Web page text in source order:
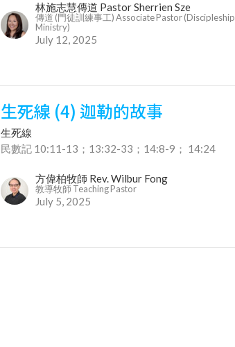
林施志慧傳道 Pastor Sherrien Sze
傳道 (門徒訓練事工) Associate Pastor (Discipleship
Ministry)
July 12, 2025
生死線 (4) 迦勒的故事
生死線
民數記 10:11-13；13:32-33；14:8-9； 14:24
方偉柏牧師 Rev. Wilbur Fong
教導牧師 Teaching Pastor
July 5, 2025